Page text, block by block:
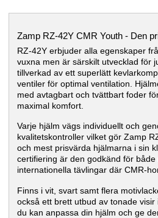
Zamp RZ-42Y CMR Youth - Den
RZ-42Y erbjuder alla egenskaper
vuxna men är särskilt utvecklad för
tillverkad av ett superlätt
ventiler för optimal ventilation.
med avtagbart och tvättbart foder
maximal komfort.
Varje hjälm vägs individuellt och
kvalitetskontroller vilket gör Zamp
och mest prisvärda hjälmarna i sin
certifiering är den godkänd för både
internationella tävlingar där CMR-
Finns i vit, svart samt flera
också ett brett utbud av tonade
du kan anpassa din hjälm och ge